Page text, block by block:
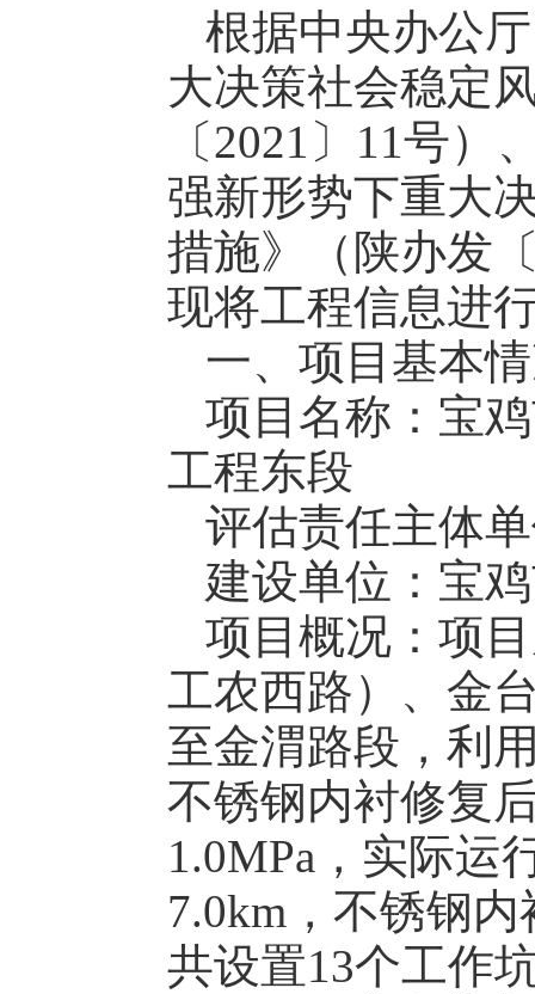
根据中央办公
大决策社会稳定
〔2021〕11号
强新形势下重大
措施》（陕办发
现将工程信息进
一、项目基本
项目名称：宝
工程东段
评估责任主体
建设单位：宝
项目概况：项
工农西路）、金
至金渭路段，利
不锈钢内衬修复
1.0MPa，实际运
7.0km，不锈钢
共设置13个工作